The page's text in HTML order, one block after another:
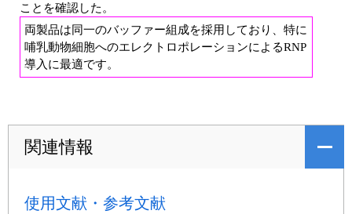
ことを確認した。
両製品は同一のバッファー組成を採用しており、特に
哺乳動物細胞へのエレクトロポレーションによるRNP
導入に最適です。
関連情報
使用文献・参考文献